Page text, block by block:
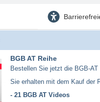
BGB AT Reihe
Bestellen Sie jetzt die BGB-AT
Sie erhalten mit dem Kauf der
- 21 BGB AT Videos